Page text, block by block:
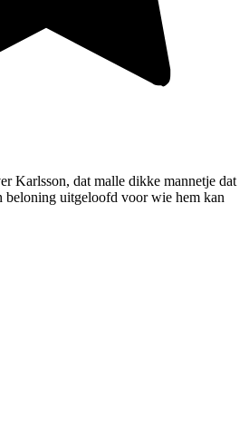
Karlsson, dat malle dikke mannetje dat
beloning uitgeloofd voor wie hem kan